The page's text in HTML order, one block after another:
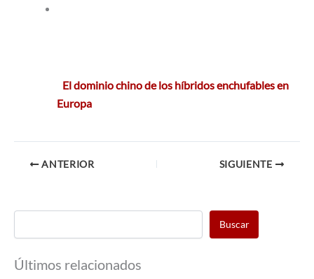
El dominio chino de los híbridos enchufables en
Europa
ANTERIOR SIGUIENTE
Buscar
Últimos relacionados